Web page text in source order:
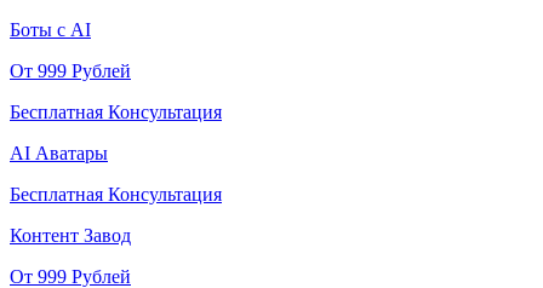
Боты с AI
От 999 Рублей
Бесплатная Консультация
AI Аватары
Бесплатная Консультация
Контент Завод
От 999 Рублей